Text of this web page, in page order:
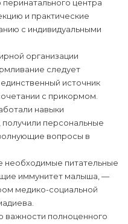
центра
и практические
с индивидуальными
организации
следует
источник
с прикормом.
навыки
получили персональные
вопросы в
необходимые питательные
иммунитет малыша, —
медико-социальной
важности полноценного